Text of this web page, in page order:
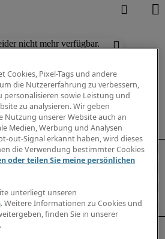
nicht mehr verfügbar.
Cookies, Pixel-Tags und andere
die Nutzererfahrung zu verbessern,
personalisieren sowie Leistung und
zu analysieren. Wir geben
unserer Website auch an
Medien, Werbung und Analysen
out-Signal erkannt haben, wird dieses
die Verwendung bestimmter Cookies
oder teilen Sie meine persönlichen
unterliegt unseren
. Weitere Informationen zu Cookies und
finden Sie in unserer
.